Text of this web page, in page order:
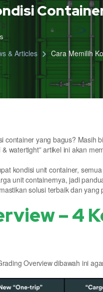
& Articles Cara Memilih
container yang bagus?
& watertight” artikel ini akan
kondisi unit container,
unit containernya, jadi
solusi terbaik dan
– 4
Overview dibawah ini